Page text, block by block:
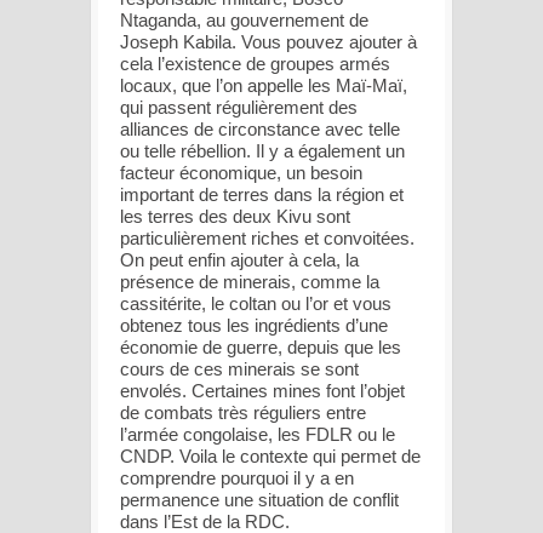
Ntaganda, au gouvernement de
Joseph Kabila. Vous pouvez ajouter à
cela l’existence de groupes armés
locaux, que l’on appelle les Maï-Maï,
qui passent régulièrement des
alliances de circonstance avec telle
ou telle rébellion. Il y a également un
facteur économique, un besoin
important de terres dans la région et
les terres des deux Kivu sont
particulièrement riches et convoitées.
On peut enfin ajouter à cela, la
présence de minerais, comme la
cassitérite, le coltan ou l’or et vous
obtenez tous les ingrédients d’une
économie de guerre, depuis que les
cours de ces minerais se sont
envolés. Certaines mines font l’objet
de combats très réguliers entre
l’armée congolaise, les FDLR ou le
CNDP. Voila le contexte qui permet de
comprendre pourquoi il y a en
permanence une situation de conflit
dans l’Est de la RDC.